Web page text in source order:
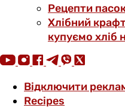
Рецепти
Хлібний
купуємо хліб
Відключити
Recipes